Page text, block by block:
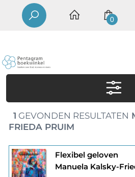
0
1 GEVONDEN RESULTATEN
FRIEDA PRUIM
Flexibel geloven
Manuela Kalsky-